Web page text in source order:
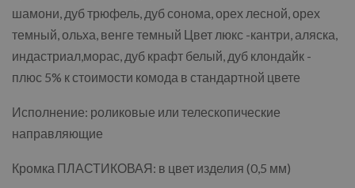
шамони, дуб трюфель, дуб сонома, орех лесной, орех
темный, ольха, венге темный Цвет люкс -кантри, аляска,
индастриал,морас, дуб крафт белый, дуб клондайк -
плюс 5% к стоимости комода в стандартной цвете
Исполнение: роликовые или телескопические
направляющие
Кромка ПЛАСТИКОВАЯ: в цвет изделия (0,5 мм)